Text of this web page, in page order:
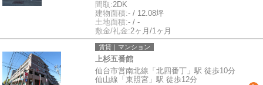
間取:2DK
建物面積:- / 12.08坪
土地面積:- / -
敷金/礼金:2ヶ月/1ヶ月
賃貸｜マンション
上杉五番館
仙台市営南北線「北四番丁」駅 徒歩10分
仙山線「東照宮」駅 徒歩12分